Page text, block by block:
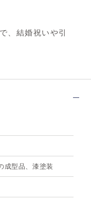
、結婚祝いや引
成型品、漆塗装